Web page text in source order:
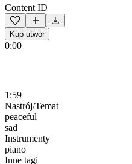
Content ID
Kup utwór
0:00
1:59
Nastrój/Temat
peaceful
sad
Instrumenty
piano
Inne tagi